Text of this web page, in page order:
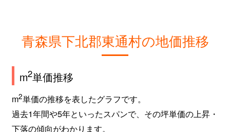
青森県下北郡東通村の地価推移
m2単価推移
m2単価の推移を表したグラフです。
過去1年間や5年といったスパンで、その坪単価の上昇・
下落の傾向がわかります。